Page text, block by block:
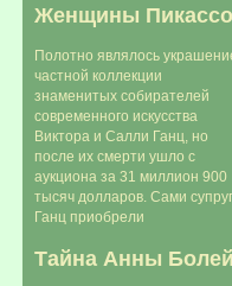
Женщины Пикассо
Полотно являлось
частной коллекции
знаменитых собирателей
современного искусства
Виктора и Салли Ганц, но
после их смерти ушло с
аукциона за 31 миллион 900
тысяч долларов. Сами
Ганц приобрели
Тайна Анны